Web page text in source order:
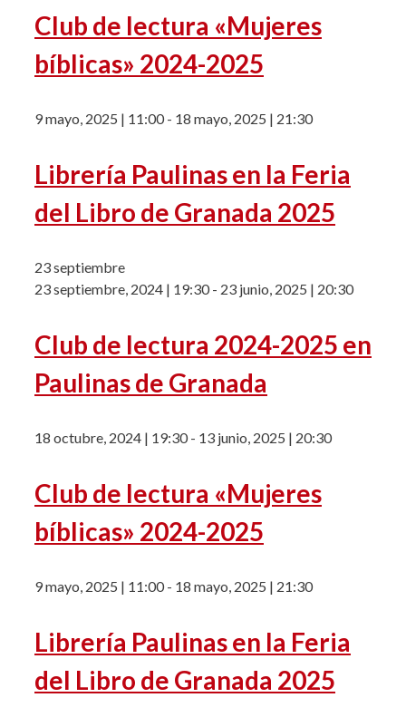
Club de lectura «Mujeres
bíblicas» 2024-2025
9 mayo, 2025 | 11:00- 18 mayo, 2025 | 21:30
Librería Paulinas en la Feria
del Libro de Granada 2025
23 septiembre
23 septiembre, 2024 | 19:30- 23 junio, 2025 | 20:30
Club de lectura 2024-2025 en
Paulinas de Granada
18 octubre, 2024 | 19:30- 13 junio, 2025 | 20:30
Club de lectura «Mujeres
bíblicas» 2024-2025
9 mayo, 2025 | 11:00- 18 mayo, 2025 | 21:30
Librería Paulinas en la Feria
del Libro de Granada 2025